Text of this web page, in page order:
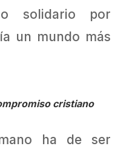
solidario por
un mundo más
cristiano
ha de ser